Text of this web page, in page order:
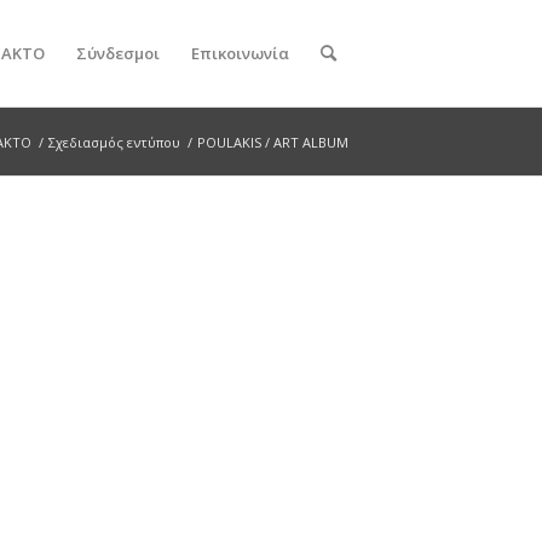
ΑΚΤΟ Σύνδεσμοι Επικοινωνία
/ Σχεδιασμός εντύπου / POULAKIS / ART ALBUM